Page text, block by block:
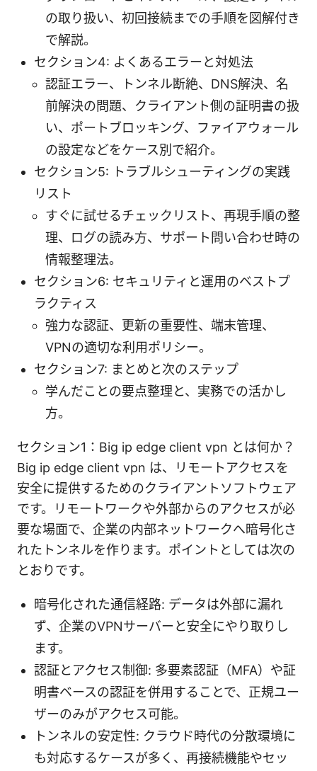
の取り扱い、初回接続までの手順を図解付き
で解説。
セクション4: よくあるエラーと対処法
認証エラー、トンネル断絶、DNS解決、名
前解決の問題、クライアント側の証明書の扱
い、ポートブロッキング、ファイアウォール
の設定などをケース別で紹介。
セクション5: トラブルシューティングの実践
リスト
すぐに試せるチェックリスト、再現手順の整
理、ログの読み方、サポート問い合わせ時の
情報整理法。
セクション6: セキュリティと運用のベストプ
ラクティス
強力な認証、更新の重要性、端末管理、
VPNの適切な利用ポリシー。
セクション7: まとめと次のステップ
学んだことの要点整理と、実務での活かし
方。
セクション1：Big ip edge client vpn とは何か？
Big ip edge client vpn は、リモートアクセスを
安全に提供するためのクライアントソフトウェア
です。リモートワークや外部からのアクセスが必
要な場面で、企業の内部ネットワークへ暗号化さ
れたトンネルを作ります。ポイントとしては次の
とおりです。
暗号化された通信経路: データは外部に漏れ
ず、企業のVPNサーバーと安全にやり取りし
ます。
認証とアクセス制御: 多要素認証（MFA）や証
明書ベースの認証を併用することで、正規ユー
ザーのみがアクセス可能。
トンネルの安定性: クラウド時代の分散環境に
も対応するケースが多く、再接続機能やセッ